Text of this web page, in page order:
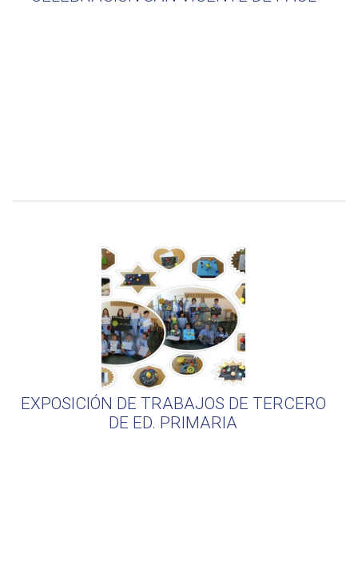
EXPOSICIÓN DE TRABAJOS DE TERCERO
DE ED. PRIMARIA